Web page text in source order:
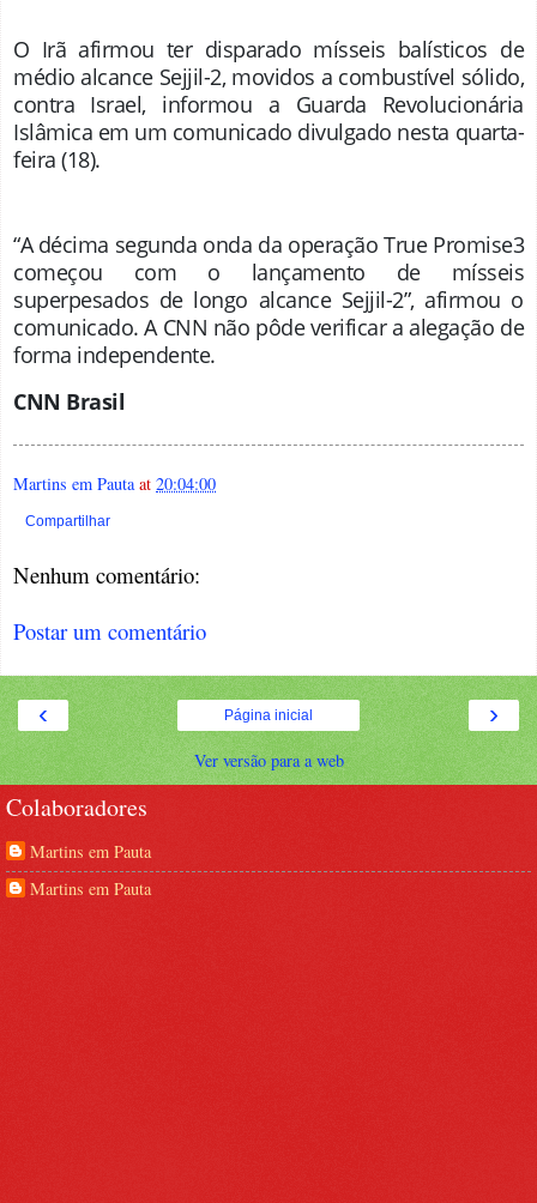
O Irã afirmou ter disparado mísseis balísticos de
médio alcance Sejjil-2, movidos a combustível sólido,
contra Israel, informou a Guarda Revolucionária
Islâmica em um comunicado divulgado nesta quarta-
feira (18).
“A décima segunda onda da operação True Promise3
começou com o lançamento de mísseis
superpesados ​​de longo alcance Sejjil-2”, afirmou o
comunicado. A CNN não pôde verificar a alegação de
forma independente.
CNN Brasil
Martins em Pauta at 20:04:00
Compartilhar
Nenhum comentário:
Postar um comentário
‹ ›
Página inicial
Ver versão para a web
Colaboradores
Martins em Pauta
Martins em Pauta